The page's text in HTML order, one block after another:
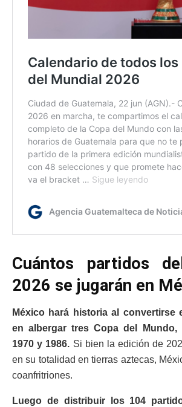
Cuántos partidos
2026 se jugarán en
México hará historia al convertirse
en albergar tres Copa del
1970 y 1986. Si bien la edición de
en su totalidad en tierras aztecas,
coanfritriones.
Luego de distribuir los 104